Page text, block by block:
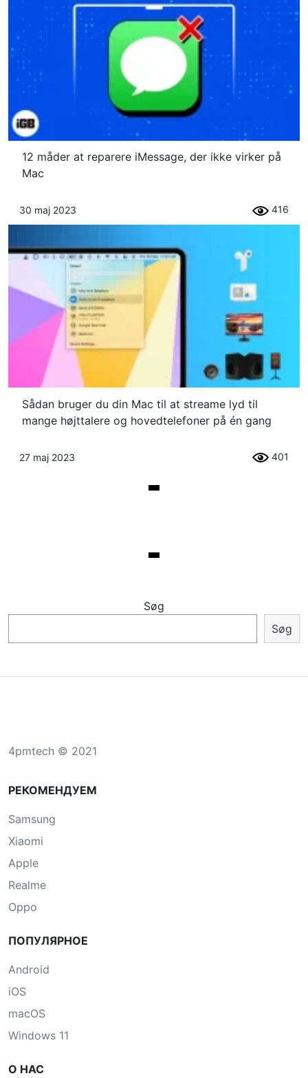
12 måder at reparere iMessage, der ikke virker på
Mac
30 maj 2023 416
Sådan bruger du din Mac til at streame lyd til
mange højttalere og hovedtelefoner på én gang
27 maj 2023 401
Søg
Søg
4pmtech © 2021
РЕКОМЕНДУЕМ
Samsung
Xiaomi
Apple
Realme
Oppo
ПОПУЛЯРНОЕ
Android
iOS
macOS
Windows 11
О НАС